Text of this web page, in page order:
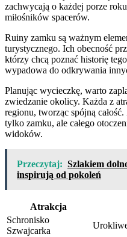
zachwycają o każdej porze
miłośników spacerów.
Ruiny zamku są ważnym
turystycznego. Ich obecność
którzy chcą poznać historię
wypadowa do odkrywania
Planując wycieczkę, warto
zwiedzanie okolicy. Każda z
regionu, tworząc spójną
tylko zamku, ale całego
widoków.
Przeczytaj: Szlakiem
inspirują od pokoleń
Atrakcja
Schronisko
Szwajcarka